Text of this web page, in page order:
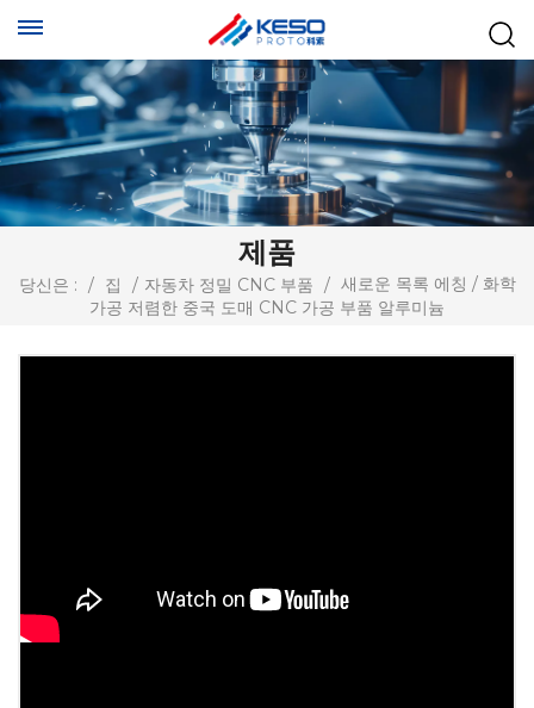
제품
당신은 : / 집 / 자동차 정밀 CNC 부품 / 새로운 목록 에칭 / 화학
가공 저렴한 중국 도매 CNC 가공 부품 알루미늄